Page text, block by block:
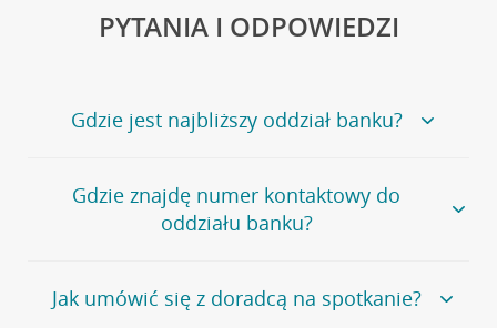
PYTANIA I ODPOWIEDZI
Gdzie jest najbliższy oddział banku?
Jeśli szukasz oddziału naszego banku, zapraszamy na
stronęPlacówki i bankomaty, na której znajduje się
wygodna wyszukiwarka.
oddziałów
Gdzie znajdę numer kontaktowy do
oddziału banku?
Bank Credit Agricole nie udostępnia ogólnego numeru
telefonu do placówki bankowej.
Jak umówić się z doradcą na spotkanie?